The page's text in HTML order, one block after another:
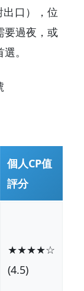
口），位
要過夜，或
。
個人CP值
評分
★★★★☆
(4.5)